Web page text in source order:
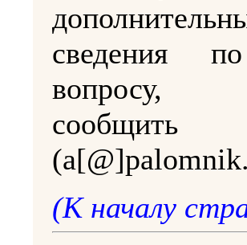
сведения
вопросу,
сообщить
(К началу